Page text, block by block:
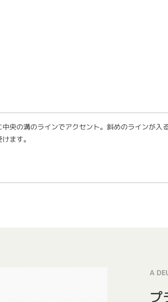
央の溝のラインでアクセント。斜めのラインが
ます。
A
プ